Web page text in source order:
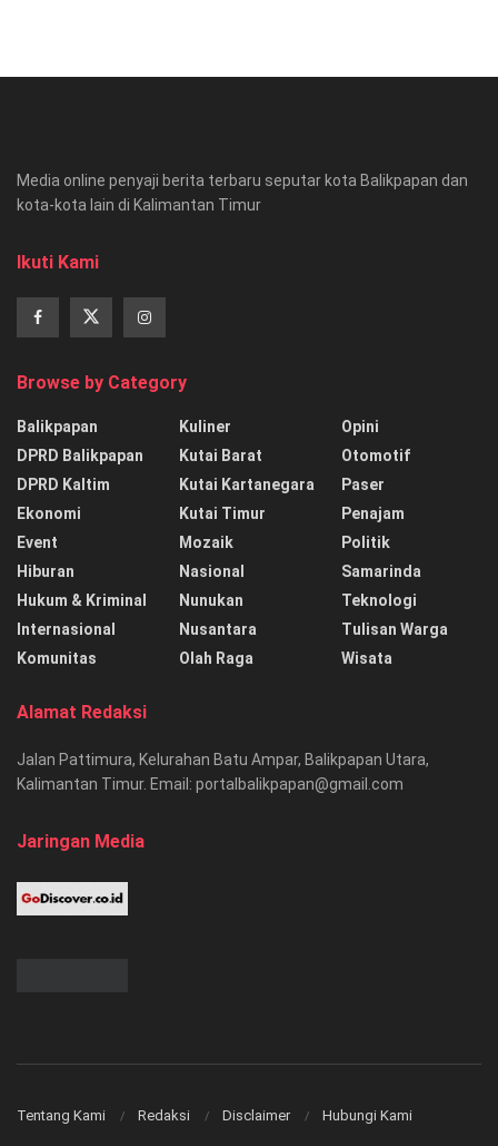
Media online penyaji berita terbaru seputar kota Balikpapan dan
kota-kota lain di Kalimantan Timur
Ikuti Kami
Browse by Category
Balikpapan
DPRD Balikpapan
DPRD Kaltim
Ekonomi
Event
Hiburan
Hukum & Kriminal
Internasional
Komunitas
Kuliner
Kutai Barat
Kutai Kartanegara
Kutai Timur
Mozaik
Nasional
Nunukan
Nusantara
Olah Raga
Opini
Otomotif
Paser
Penajam
Politik
Samarinda
Teknologi
Tulisan Warga
Wisata
Alamat Redaksi
Jalan Pattimura, Kelurahan Batu Ampar, Balikpapan Utara,
Kalimantan Timur. Email: portalbalikpapan@gmail.com
Jaringan Media
Tentang Kami Redaksi Disclaimer Hubungi Kami